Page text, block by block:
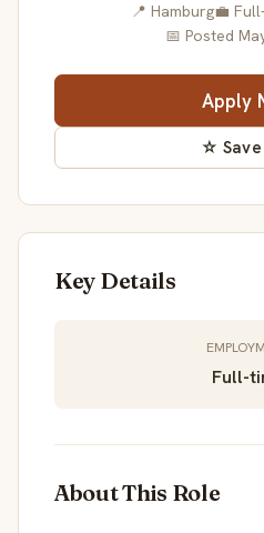
📍 Hamburg💼
📅 Posted
Apply
☆
Key Details
Full-
About This Role